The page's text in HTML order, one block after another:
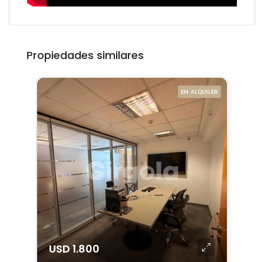
Propiedades similares
EN ALQUILER
USD 1.800